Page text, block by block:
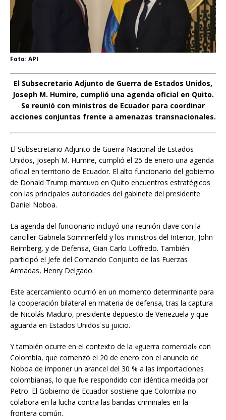
Foto: API
El Subsecretario Adjunto de Guerra de Estados Unidos,
Joseph M. Humire, cumplió una agenda oficial en Quito.
Se reunió con ministros de Ecuador para coordinar
acciones conjuntas frente a amenazas transnacionales.
El Subsecretario Adjunto de Guerra Nacional de Estados
Unidos, Joseph M. Humire, cumplió el 25 de enero una agenda
oficial en territorio de Ecuador. El alto funcionario del gobierno
de Donald Trump mantuvo en Quito encuentros estratégicos
con las principales autoridades del gabinete del presidente
Daniel Noboa.
La agenda del funcionario incluyó una reunión clave con la
canciller Gabriela Sommerfeld y los ministros del Interior, John
Reimberg, y de Defensa, Gian Carlo Loffredo. También
participó el Jefe del Comando Conjunto de las Fuerzas
Armadas, Henry Delgado.
Este acercamiento ocurrió en un momento determinante para
la cooperación bilateral en materia de defensa, tras la captura
de Nicolás Maduro, presidente depuesto de Venezuela y que
aguarda en Estados Unidos su juicio.
Y también ocurre en el contexto de la «guerra comercial» con
Colombia, que comenzó el 20 de enero con el anuncio de
Noboa de imponer un arancel del 30 % a las importaciones
colombianas, lo que fue respondido con idéntica medida por
Petro. El Gobierno de Ecuador sostiene que Colombia no
colabora en la lucha contra las bandas criminales en la
frontera común.